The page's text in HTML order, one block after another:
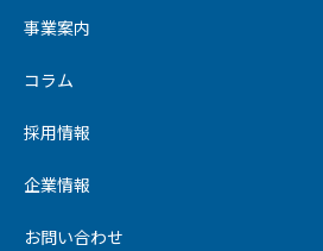
事業案内
コラム
採用情報
企業情報
お問い合わせ